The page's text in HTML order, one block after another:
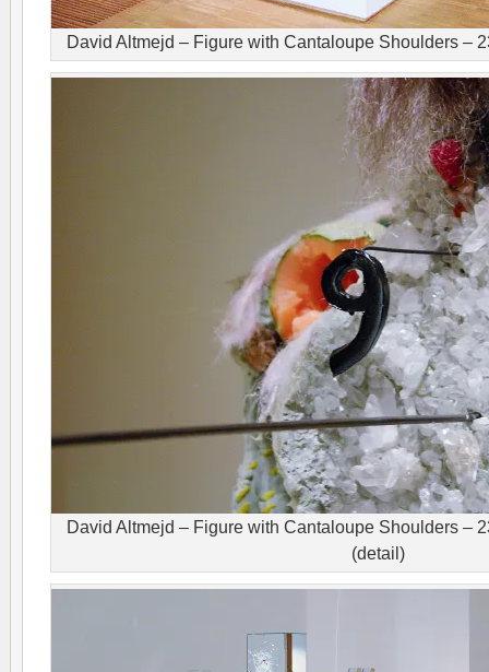
David Altmejd – Figure with Cantaloupe Shoulders –
David Altmejd – Figure with Cantaloupe Shoulders –
(detail)